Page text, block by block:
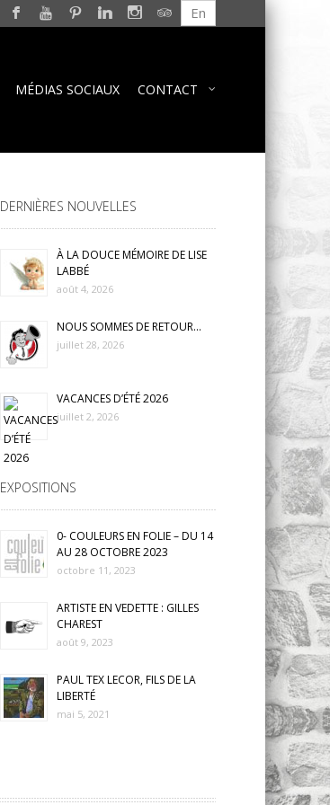
En
MÉDIAS SOCIAUX CONTACT
DERNIÈRES NOUVELLES
À LA DOUCE MÉMOIRE DE LISE
LABBÉ
août 4, 2026
NOUS SOMMES DE RETOUR…
juillet 28, 2026
VACANCES D’ÉTÉ 2026
juillet 2, 2026
EXPOSITIONS
0- COULEURS EN FOLIE – DU 14
AU 28 OCTOBRE 2023
octobre 11, 2023
ARTISTE EN VEDETTE : GILLES
CHAREST
août 9, 2023
PAUL TEX LECOR, FILS DE LA
LIBERTÉ
mai 5, 2021